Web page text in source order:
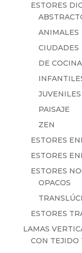
ESTORES
ANIMALES
CIUDADES
DE COCINA
JUVENILES
PAISAJE
ZEN
ESTORES
ESTORES
ESTORES
OPACOS
ESTORES
LAMAS
CON TEJIDO